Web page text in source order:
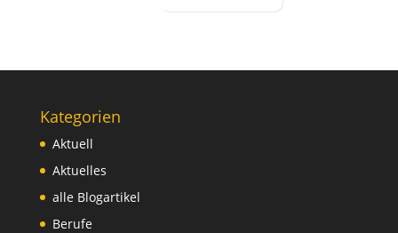
Kategorien
Aktuell
Aktuelles
alle Blogartikel
Berufe